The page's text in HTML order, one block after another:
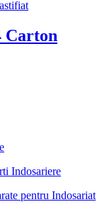
Carton
Indosariere
pentru Indosariat